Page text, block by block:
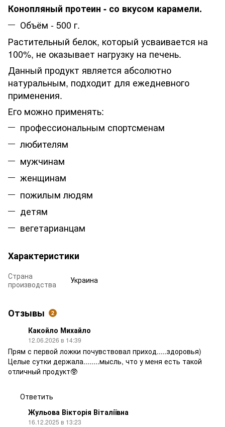
Конопляный протеин - со вкусом карамели.
Объём - 500 г.
Растительный белок, который усваивается на
100%, не оказывает нагрузку на печень.
Данный продукт является абсолютно
натуральным, подходит для ежедневного
применения.
Его можно применять:
профессиональным спортсменам
любителям
мужчинам
женщинам
пожилым людям
детям
вегетарианцам
Характеристики
Страна
производства
Украина
Отзывы 2
Какойло Михайло
12.06.2026 в 14:39
Прям с первой ложки почувствовал приход.....здоровья)
Целые сутки держала........мысль, что у меня есть такой
отличный продукт🥸
Ответить
Жульова Вікторія Віталіївна
16.12.2025 в 13:23